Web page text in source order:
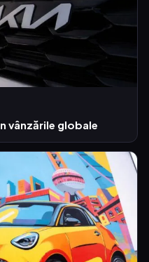
vânzările globale